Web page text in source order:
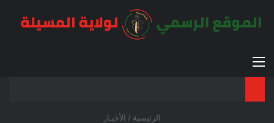
القائمة
الرئيسية / الأخبـار